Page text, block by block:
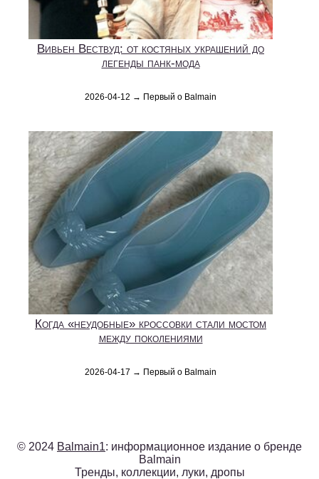
Вивьен Вествуд: от костяных украшений до
легенды панк-мода
2026-04-12 → Первый о Balmain
Когда «неудобные» кроссовки стали мостом
между поколениями
2026-04-17 → Первый о Balmain
© 2024 Balmain1: информационное издание о бренде
Balmain
Тренды, коллекции, луки, дропы